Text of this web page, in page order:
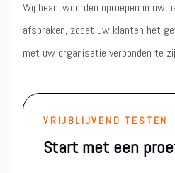
Wij beantwoorden oproepen in uw
afspraken, zodat uw klanten het
met uw organisatie verbonden te
VRIJBLIJVEND TESTEN
Start met een